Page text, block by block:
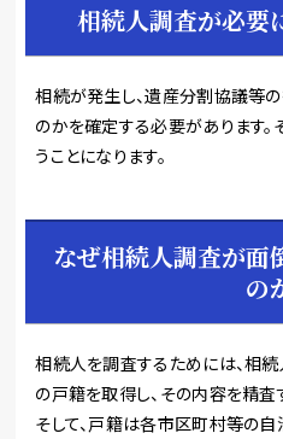
相続人調査が必要
相続が発生し、遺産分割協議等
のかを確定する必要があります
うことになります。
なぜ相続人調査が面
の
相続人を調査するためには、相
の戸籍を取得し、その内容を精査
そして、戸籍は各市区町村等の